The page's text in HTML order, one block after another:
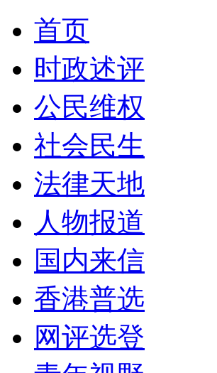
首页
时政述评
公民维权
社会民生
法律天地
人物报道
国内来信
香港普选
网评选登